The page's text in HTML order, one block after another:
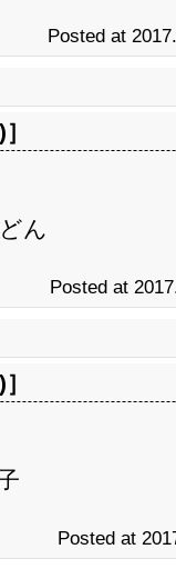
Posted at
］
ん
Posted at
］
Posted at